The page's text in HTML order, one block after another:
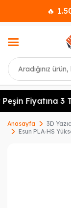
🔥
Ara
Fiyatına 3
Anasayfa 3D
Esun PLA-HS